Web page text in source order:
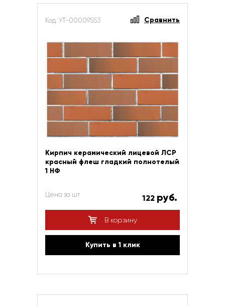
Код: УТ-00009553 Сравнить
Кирпич керамический лицевой ЛСР
красный флеш гладкий полнотелый
1 НФ
Цена за шт 122 руб.
В корзину
Купить в 1 клик